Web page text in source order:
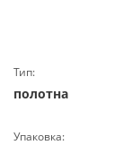
Тип:
полотна
Упаковка: